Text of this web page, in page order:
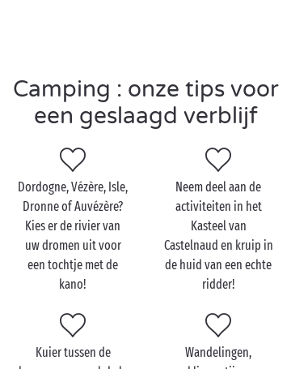
z'n tweetjes
Meer dan waar ook zult u in de Dordogne zin krijgen
om het hogerop te zoeken. De talloze hooggelegen
kastelen en tuinen staan garant voor de mooiste
uitzichten over het landschap van de Périgord. Uw
eerste halte is Limeuil, een gemeente die is
opgenomen op de lijst van ‘Les Plus Beaux Villages
’.
In de panoramische tuinen is het genieten van het
adembenemende uitzicht over de omgeving, waar de
Camping : onze tips voor
een geslaagd verblijf
Dordogne, Vézère, Isle,
Dronne of Auvézère?
Kies er de rivier van
uw dromen uit voor
een tochtje met de
kano!
Neem deel aan de
activiteiten in het
Kasteel van
Castelnaud en kruip in
de huid van een echte
ridder!
Kuier tussen de
Wandelingen,